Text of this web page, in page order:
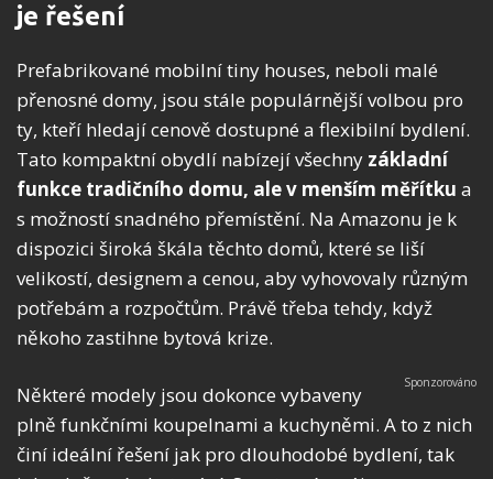
je řešení
Prefabrikované mobilní tiny houses, neboli malé
přenosné domy, jsou stále populárnější volbou pro
ty, kteří hledají cenově dostupné a flexibilní bydlení.
Tato kompaktní obydlí nabízejí všechny základní
funkce tradičního domu, ale v menším měřítku a
s možností snadného přemístění. Na Amazonu je k
dispozici široká škála těchto domů, které se liší
velikostí, designem a cenou, aby vyhovovaly různým
potřebám a rozpočtům. Právě třeba tehdy, když
někoho zastihne bytová krize.
Některé modely jsou dokonce vybaveny
plně funkčními koupelnami a kuchyněmi. A to z nich
činí ideální řešení jak pro dlouhodobé bydlení, tak